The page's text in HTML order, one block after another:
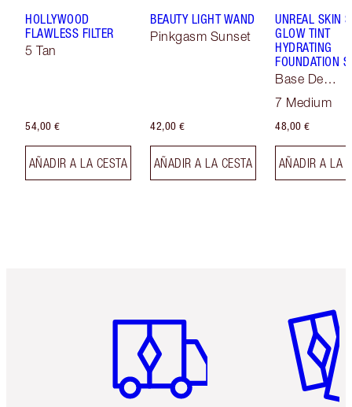
HOLLYWOOD
FLAWLESS FILTER
5 Tan
54,00 €
AÑADIR A LA CESTA
BEAUTY LIGHT WAND
Pinkgasm Sunset
42,00 €
AÑADIR A LA CESTA
UNREAL SKIN
GLOW TINT
HYDRATING
FOUNDATION
Base De
Focus
7 Medium
48,00 €
AÑADIR A LA